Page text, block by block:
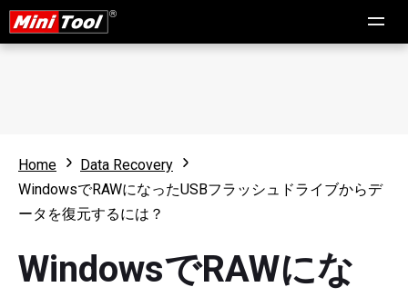
Home
Data Recovery
WindowsでRAWになったUSBフラッシュドライブからデ
ータを復元するには？
WindowsでRAWにな